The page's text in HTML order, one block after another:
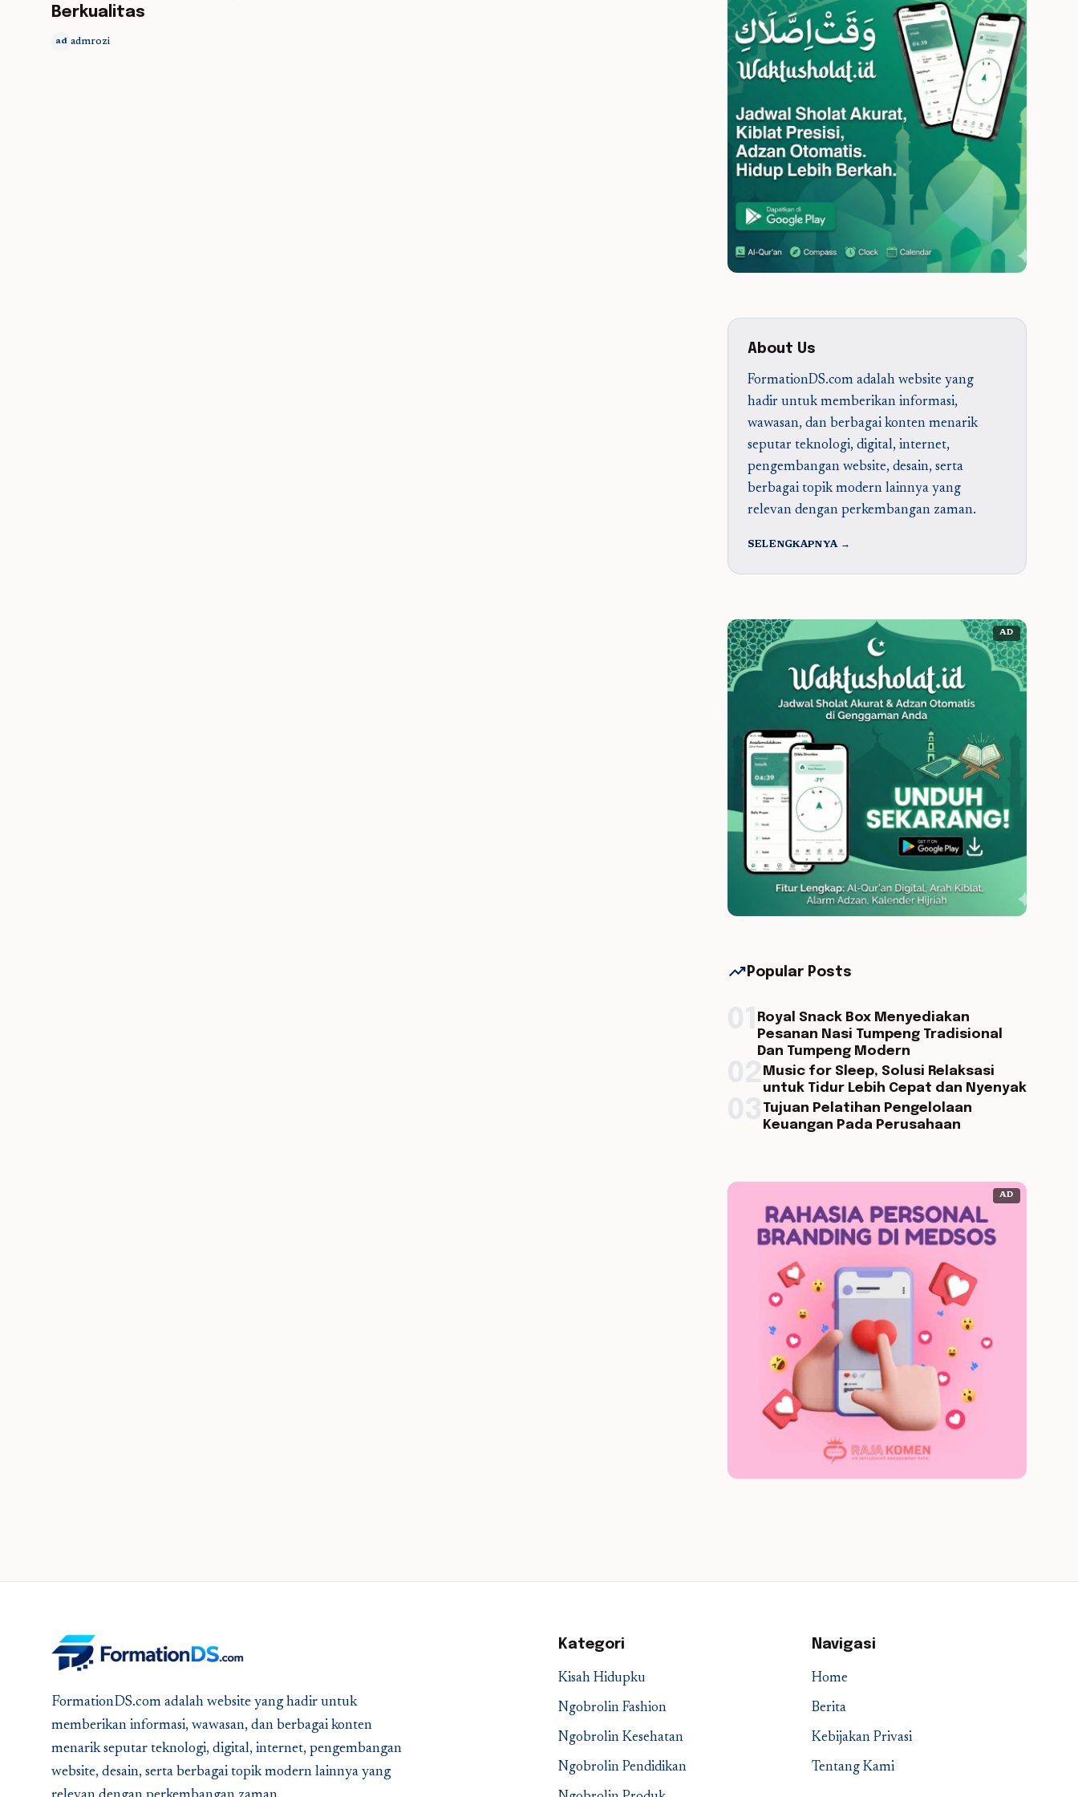
Berkualitas
ad admrozi
About Us
FormationDS.com adalah website yang
hadir untuk memberikan informasi,
wawasan, dan berbagai konten menarik
seputar teknologi, digital, internet,
pengembangan website, desain, serta
berbagai topik modern lainnya yang
relevan dengan perkembangan zaman.
SELENGKAPNYA →
AD
trending_up Popular Posts
Royal Snack Box Menyediakan
Pesanan Nasi Tumpeng Tradisional
Dan Tumpeng Modern
Music for Sleep, Solusi Relaksasi
untuk Tidur Lebih Cepat dan Nyenyak
Tujuan Pelatihan Pengelolaan
Keuangan Pada Perusahaan
AD
FormationDS.com adalah website yang hadir untuk
memberikan informasi, wawasan, dan berbagai konten
menarik seputar teknologi, digital, internet, pengembangan
website, desain, serta berbagai topik modern lainnya yang
Kategori
Kisah Hidupku
Ngobrolin Fashion
Ngobrolin Kesehatan
Ngobrolin Pendidikan
Navigasi
Home
Berita
Kebijakan Privasi
Tentang Kami